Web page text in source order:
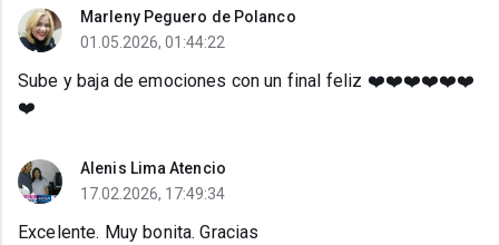
Marleny Peguero de Polanco
01.05.2026, 01:44:22
Sube y baja de emociones con un final feliz ❤️❤️❤️❤️❤️❤️
❤️
Alenis Lima Atencio
17.02.2026, 17:49:34
Excelente. Muy bonita. Gracias